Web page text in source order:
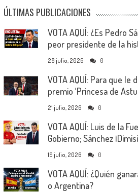
ÚLTIMAS PUBLICACIONES
VOTA AQUÍ: ¿Es Pedro
peor presidente de la
28 julio, 2026 0
VOTA AQUÍ: Para que le
premio ‘Princesa de
21 julio, 2026 0
VOTA AQUÍ: Luis de la
Gobierno; Sánchez
19 julio, 2026 0
VOTA AQUÍ: ¿Quién
o Argentina?